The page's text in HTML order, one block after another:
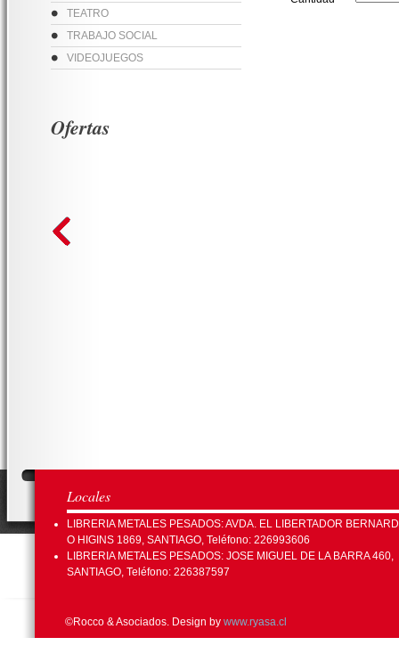
TEATRO
TRABAJO SOCIAL
VIDEOJUEGOS
Ofertas
Locales
LIBRERIA METALES PESADOS: AVDA. EL LIBERTADOR
O HIGINS 1869, SANTIAGO, Teléfono: 226993606
LIBRERIA METALES PESADOS: JOSE MIGUEL DE LA BARRA 460,
SANTIAGO, Teléfono: 226387597
©Rocco & Asociados. Design by www.ryasa.cl